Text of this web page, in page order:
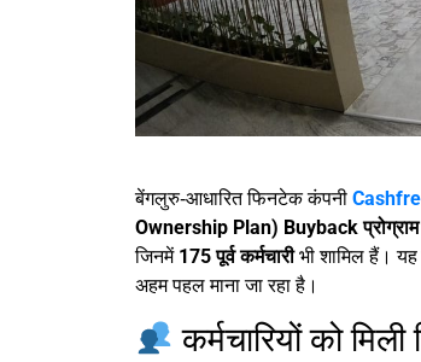
बेंगलुरु‑आधारित फिनटेक कंपनी
Ownership Plan) Buyback प्रोग्राम
जिनमें 175 पूर्व कर्मचारीभी शामिल हैं। यह
अहम पहल माना जा रहा है।
कर्मचारियों को मिली